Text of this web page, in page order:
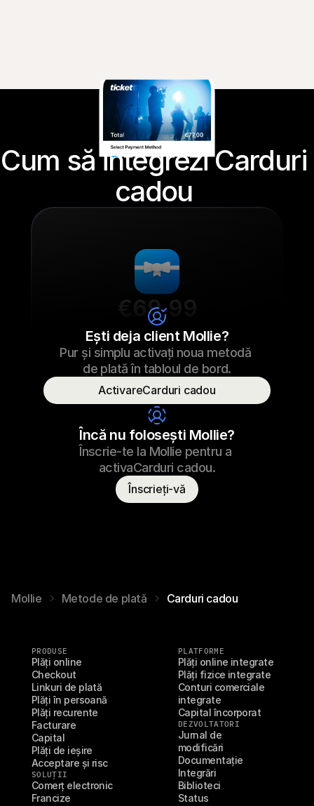
Cum să integrezi Carduri
cadou
€69,99
Sfori pentru adidași
Sfori pentru adidași
23/09/2022 17:29 €69,99
Numele consumatorului
Ești deja client Mollie?
Pur și simplu activați noua metodă
de plată în tabloul de bord.
ActivareCarduri cadou
Încă nu folosești Mollie?
Înscrie-te la Mollie pentru a
activaCarduri cadou.
Înscrieți-vă
Mollie Metode de plată Carduri cadou
PRODUSE
Plăți online
Checkout
Linkuri de plată
Plăți în persoană
Plăți recurente
Facturare
Capital
Plăți de ieșire
Acceptare și risc
SOLUȚII
Comerț electronic
Francize
PLATFORME
Plăți online integrate
Plăți fizice integrate
Conturi comerciale
integrate
Capital încorporat
DEZVOLTATORI
Jurnal de
modificări
Documentație
Integrări
Biblioteci
Status